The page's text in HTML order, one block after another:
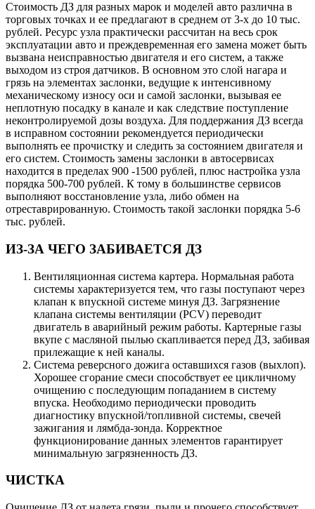
Стоимость ДЗ для разных марок и моделей авто различна в
торговых точках и ее предлагают в среднем от 3-х до 10 тыс.
рублей. Ресурс узла практически рассчитан на весь срок
эксплуатации авто и преждевременная его замена может быть
вызвана неисправностью двигателя и его систем, а также
выходом из строя датчиков. В основном это слой нагара и
грязь на элементах заслонки, ведущие к интенсивному
механическому износу оси и самой заслонки, вызывая ее
неплотную посадку в канале и как следствие поступление
неконтролируемой дозы воздуха. Для поддержания ДЗ всегда
в исправном состоянии рекомендуется периодически
выполнять ее прочистку и следить за состоянием двигателя и
его систем. Стоимость замены заслонки в автосервисах
находится в пределах 900 -1500 рублей, плюс настройка узла
порядка 500-700 рублей. К тому в большинстве сервисов
выполняют восстановление узла, либо обмен на
отреставрированную. Стоимость такой заслонки порядка 5-6
тыс. рублей.
ИЗ-ЗА ЧЕГО ЗАБИВАЕТСЯ ДЗ
Вентиляционная система картера. Нормальная работа
системы характеризуется тем, что газы поступают через
клапан к впускной системе минуя ДЗ. Загрязнение
клапана системы вентиляции (PCV) переводит
двигатель в аварийный режим работы. Картерные газы
вкупе с масляной пылью скапливается перед ДЗ, забивая
прилежащие к ней каналы.
Система реверсного дожига оставшихся газов (выхлоп).
Хорошее сгорание смеси способствует ее цикличному
очищению с последующим попаданием в систему
впуска. Необходимо периодически проводить
диагностику впускной/топливной системы, свечей
зажигания и лямбда-зонда. Корректное
функционирование данных элементов гарантирует
минимальную загрязненность ДЗ.
ЧИСТКА